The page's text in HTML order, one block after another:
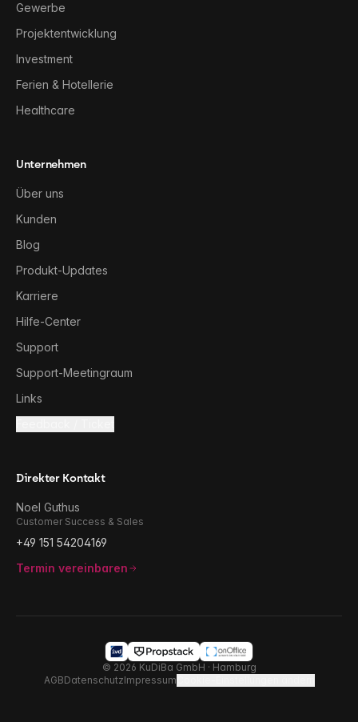
Gewerbe
Projektentwicklung
Investment
Ferien & Hotellerie
Healthcare
Unternehmen
Über uns
Kunden
Blog
Produkt-Updates
Karriere
Hilfe-Center
Support
Support-Meetingraum
Links
Direkter Kontakt
Noel Guthus
Customer Success & Sales
+49 151 54204169
Termin vereinbaren
© 2026 KuDiBa GmbH · Hamburg
AGBDatenschutzImpressum